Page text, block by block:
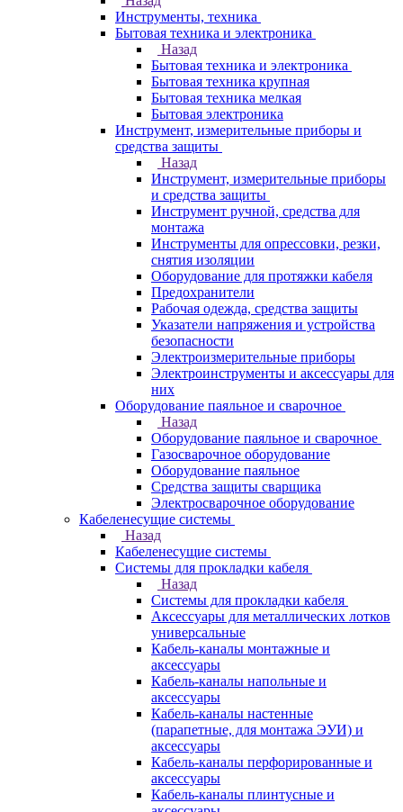
Инструменты, техника
Бытовая техника и электроника
Назад
Бытовая техника и электроника
Бытовая техника крупная
Бытовая техника мелкая
Бытовая электроника
Инструмент, измерительные приборы и
средства защиты
Назад
Инструмент, измерительные приборы
и средства защиты
Инструмент ручной, средства для
монтажа
Инструменты для опрессовки, резки,
снятия изоляции
Оборудование для протяжки кабеля
Предохранители
Рабочая одежда, средства защиты
Указатели напряжения и устройства
безопасности
Электроизмерительные приборы
Электроинструменты и аксессуары для
них
Оборудование паяльное и сварочное
Назад
Оборудование паяльное и сварочное
Газосварочное оборудование
Оборудование паяльное
Средства защиты сварщика
Электросварочное оборудование
Кабеленесущие системы
Назад
Кабеленесущие системы
Системы для прокладки кабеля
Назад
Системы для прокладки кабеля
Аксессуары для металлических лотков
универсальные
Кабель-каналы монтажные и
аксессуары
Кабель-каналы напольные и
аксессуары
Кабель-каналы настенные
(парапетные, для монтажа ЭУИ) и
аксессуары
Кабель-каналы перфорированные и
аксессуары
Кабель-каналы плинтусные и